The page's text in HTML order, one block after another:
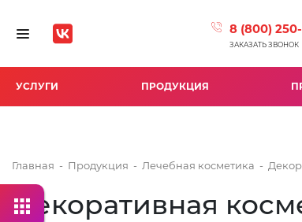
Toggle navigation 8 (800)
ЗАКАЗАТЬ ЗВОНОК
УСЛУГИ ПРОДУКЦИЯ
Главная - Продукция - Лечебная косметика -
Декоративная